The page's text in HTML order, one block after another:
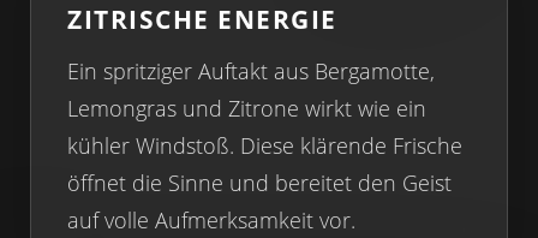
ZITRISCHE ENERGIE
Ein spritziger Auftakt aus Bergamotte,
Lemongras und Zitrone wirkt wie ein
kühler Windstoß. Diese klärende Frische
öffnet die Sinne und bereitet den Geist
auf volle Aufmerksamkeit vor.